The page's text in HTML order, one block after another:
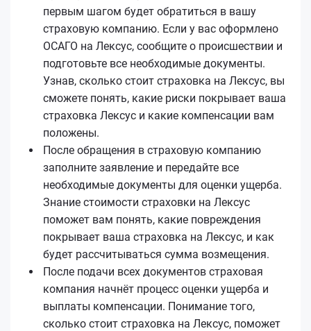
первым шагом будет обратиться в вашу
страховую компанию. Если у вас оформлено
ОСАГО на Лексус, сообщите о происшествии и
подготовьте все необходимые документы.
Узнав, сколько стоит страховка на Лексус, вы
сможете понять, какие риски покрывает ваша
страховка Лексус и какие компенсации вам
положены.
После обращения в страховую компанию
заполните заявление и передайте все
необходимые документы для оценки ущерба.
Знание стоимости страховки на Лексус
поможет вам понять, какие повреждения
покрывает ваша страховка на Лексус, и как
будет рассчитываться сумма возмещения.
После подачи всех документов страховая
компания начнёт процесс оценки ущерба и
выплаты компенсации. Понимание того,
сколько стоит страховка на Лексус, поможет